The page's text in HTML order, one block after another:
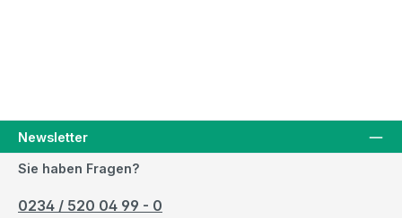
Newsletter
Sie haben Fragen?
0234 / 520 04 99 - 0